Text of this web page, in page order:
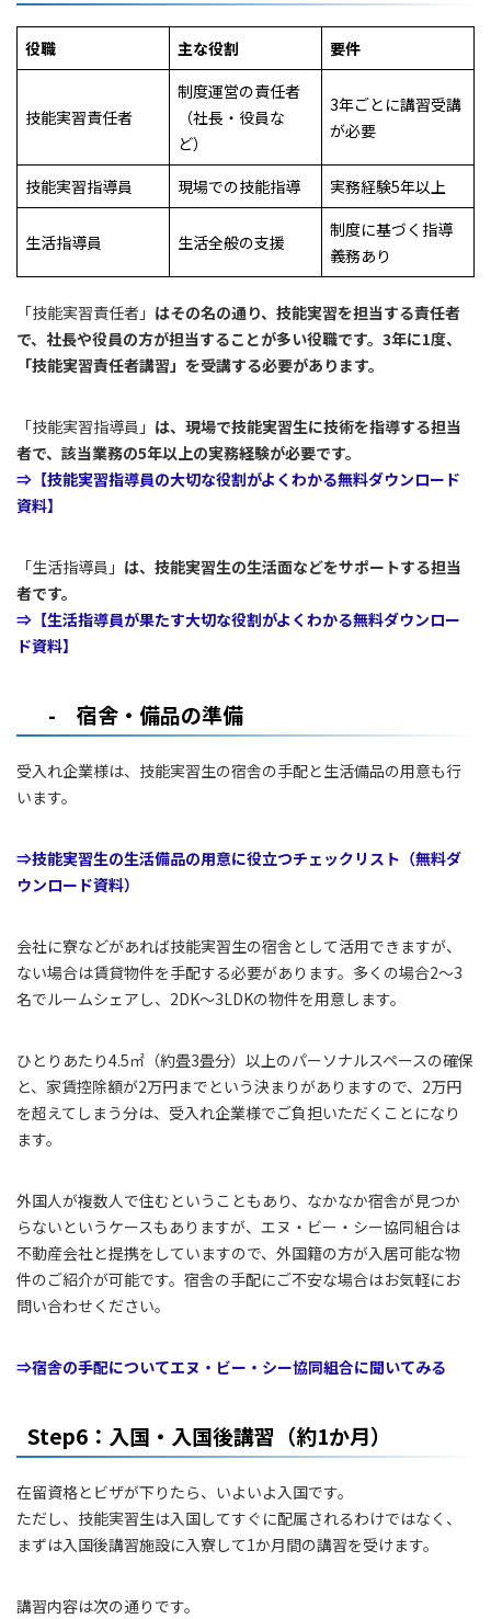
役職 主な役割 要件
技能実習責任者
制度運営の責任者
（社長・役員な
ど）
3年ごとに講習受講
が必要
技能実習指導員 現場での技能指導 実務経験5年以上
生活指導員 生活全般の支援
制度に基づく指導
義務あり
「技能実習責任者」 はその名の通り、技能実習を担当する責任者
で、社長や役員の方が担当することが多い役職です。3年に1度、
「技能実習責任者講習」を受講する必要があります。
「技能実習指導員」 は、現場で技能実習生に技術を指導する担当
者で、該当業務の5年以上の実務経験が必要です。
⇒【技能実習指導員の大切な役割がよくわかる無料ダウンロード
資料】
「生活指導員」 は、技能実習生の生活面などをサポートする担当
者です。
⇒【生活指導員が果たす大切な役割がよくわかる無料ダウンロー
ド資料】
- 宿舎・備品の準備
受入れ企業様は、技能実習生の宿舎の手配と生活備品の用意も行
います。
⇒技能実習生の生活備品の用意に役立つチェックリスト（無料ダ
ウンロード資料）
会社に寮などがあれば技能実習生の宿舎として活用できますが、
ない場合は賃貸物件を手配する必要があります。多くの場合2～3
名でルームシェアし、2DK～3LDKの物件を用意します。
ひとりあたり4.5㎡（約畳3畳分）以上のパーソナルスペースの確保
と、家賃控除額が2万円までという決まりがありますので、2万円
を超えてしまう分は、受入れ企業様でご負担いただくことになり
ます。
外国人が複数人で住むということもあり、なかなか宿舎が見つか
らないというケースもありますが、エヌ・ビー・シー協同組合は
不動産会社と提携をしていますので、外国籍の方が入居可能な物
件のご紹介が可能です。宿舎の手配にご不安な場合はお気軽にお
問い合わせください。
⇒宿舎の手配についてエヌ・ビー・シー協同組合に聞いてみる
Step6：入国・入国後講習（約1か月）
在留資格とビザが下りたら、いよいよ入国です。
ただし、技能実習生は入国してすぐに配属されるわけではなく、
まずは入国後講習施設に入寮して1か月間の講習を受けます。
講習内容は次の通りです。